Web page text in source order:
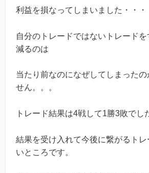
利益を損なってしまいました・・・
自分のトレードではないトレード
減るのは
当たり前なのになぜしてしまったの
せん。。。
トレード結果は4戦して1勝3敗でし
結果を受け入れて今後に繋がるト
いところです。